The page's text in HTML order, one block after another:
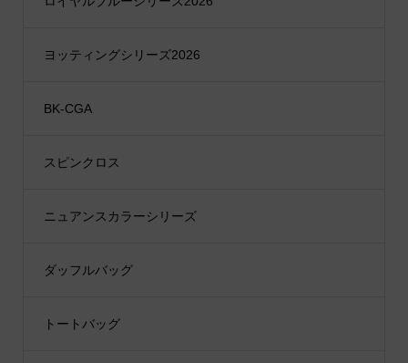
ヨッティングシリーズ2026
BK-CGA
スピンクロス
ニュアンスカラーシリーズ
ダッフルバッグ
トートバッグ